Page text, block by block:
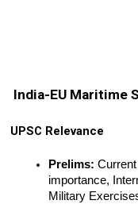
India-EU Maritime
UPSC Relevance
Prelims:
importance,
Military